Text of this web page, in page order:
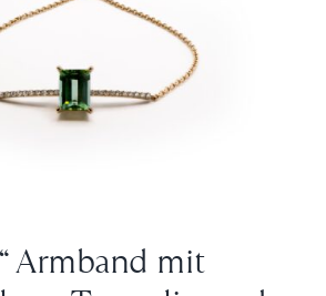
Über Uns
+43 (0) 15125781
Armband mit